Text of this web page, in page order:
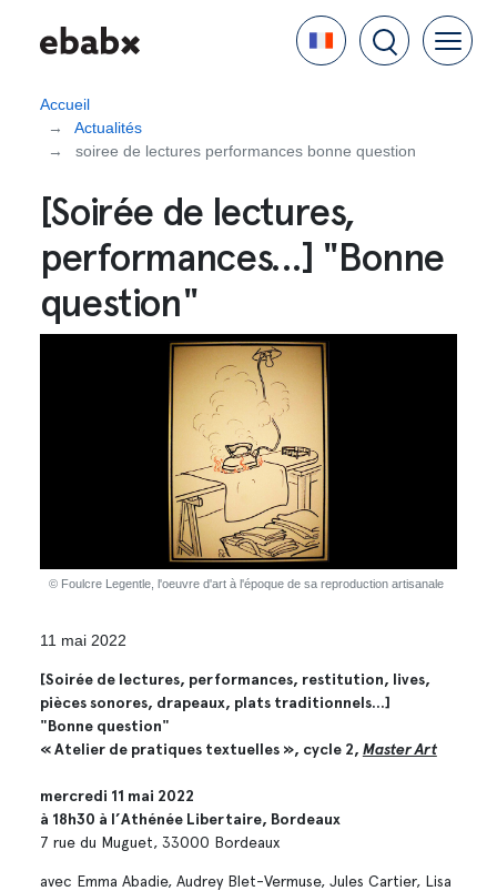
contenu
Language
Accueil
Actualités
soiree de lectures performances bonne question
[Soirée de lectures,
performances...] "Bonne
question"
© Foulcre Legentle, l'oeuvre d'art à l'époque de sa reproduction artisanale
11 mai 2022
[Soirée de lectures, performances, restitution, lives,
pièces sonores, drapeaux, plats traditionnels...]
"Bonne question"
« Atelier de pratiques textuelles », cycle 2, Master Art
mercredi 11 mai 2022
à 18h30 à l’Athénée Libertaire, Bordeaux
7 rue du Muguet, 33000 Bordeaux
avec Emma Abadie, Audrey Blet-Vermuse, Jules Cartier, Lisa